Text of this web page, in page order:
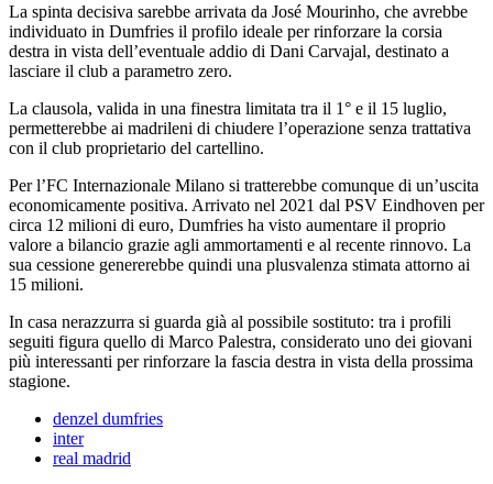
La spinta decisiva sarebbe arrivata da José Mourinho, che avrebbe
individuato in Dumfries il profilo ideale per rinforzare la corsia
destra in vista dell’eventuale addio di Dani Carvajal, destinato a
lasciare il club a parametro zero.
La clausola, valida in una finestra limitata tra il 1° e il 15 luglio,
permetterebbe ai madrileni di chiudere l’operazione senza trattativa
con il club proprietario del cartellino.
Per l’FC Internazionale Milano si tratterebbe comunque di un’uscita
economicamente positiva. Arrivato nel 2021 dal PSV Eindhoven per
circa 12 milioni di euro, Dumfries ha visto aumentare il proprio
valore a bilancio grazie agli ammortamenti e al recente rinnovo. La
sua cessione genererebbe quindi una plusvalenza stimata attorno ai
15 milioni.
In casa nerazzurra si guarda già al possibile sostituto: tra i profili
seguiti figura quello di Marco Palestra, considerato uno dei giovani
più interessanti per rinforzare la fascia destra in vista della prossima
stagione.
denzel dumfries
inter
real madrid